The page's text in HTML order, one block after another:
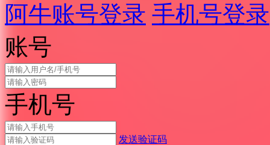
阿牛账号登录 手机号登录
账号
手机号
发送验证码